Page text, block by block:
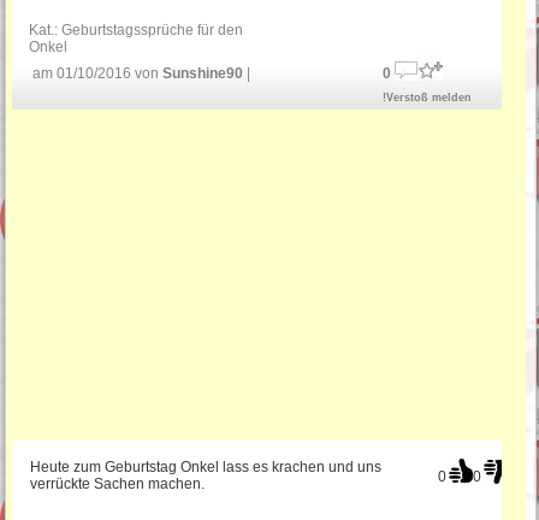
Kat.:Geburtstagssprüche für den
Onkel
am 01/10/2016 vonSunshine90 0
!Verstoß melden
0 0
Heute zum Geburtstag Onkel lass es krachen und uns
verrückte Sachen machen.